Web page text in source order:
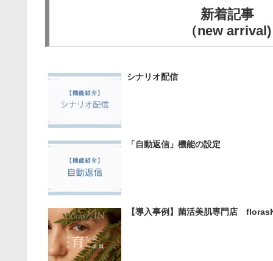
新着記事
（new arrival)
シナリオ配信
「自動返信」機能の設定
【導入事例】菌活美肌専門店